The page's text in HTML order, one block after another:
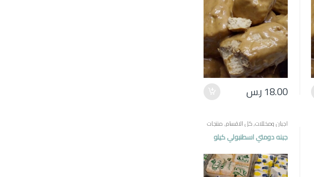
18.00ر.س
اجبان ومخللات,كل الاقسام,منتجات
مصرية
جبنه دومتي اسطنبولي كيلو